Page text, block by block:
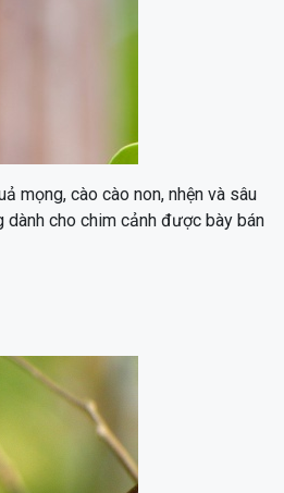
mọng, cào cào non, nhện và sâu
dành cho chim cảnh được bày bán